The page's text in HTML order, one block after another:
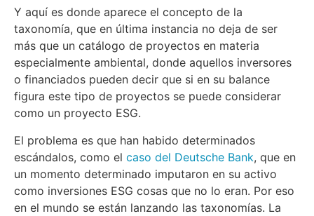
Y aquí es donde aparece el concepto de la
taxonomía, que en última instancia no deja de ser
más que un catálogo de proyectos en materia
especialmente ambiental, donde aquellos inversores
o financiados pueden decir que si en su balance
figura este tipo de proyectos se puede considerar
como un proyecto ESG.
El problema es que han habido determinados
escándalos, como el caso del Deutsche Bank, que en
un momento determinado imputaron en su activo
como inversiones ESG cosas que no lo eran. Por eso
en el mundo se están lanzando las taxonomías. La